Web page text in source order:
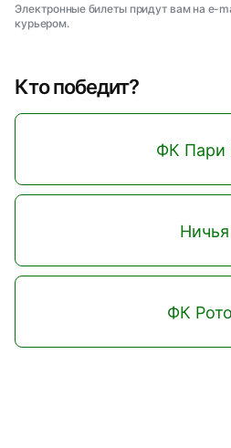
Электронные билеты придут вам на e-
курьером.
Кто победит?
ФК Пари
Ничья
ФК